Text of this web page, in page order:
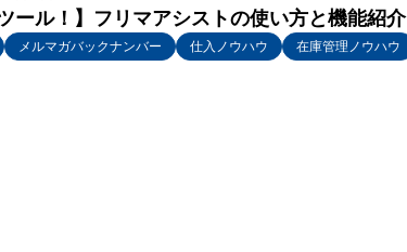
ール！】フリマアシストの使い方と機能紹介
メルマガバックナンバー 仕入ノウハウ 在庫管理ノウハウ